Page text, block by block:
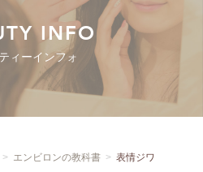
INFO
ィーインフォ
エンビロンの教科書
表情ジワ